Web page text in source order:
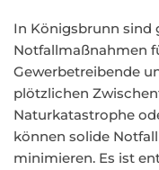
In Königsbrunn sind
Notfallmaßnahmen
Gewerbetreibende
plötzlichen
Naturkatastrophe
können solide
minimieren. Es ist